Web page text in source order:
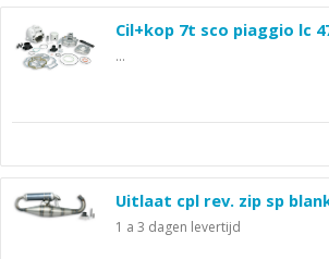
Cil+kop 7t sco piaggio lc
...
Uitlaat cpl rev. zip sp
1 a 3 dagen levertijd